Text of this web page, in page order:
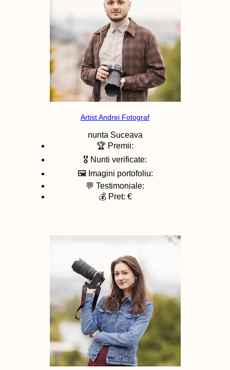
Artist Andrei Fotograf
nunta Suceava
🏆 Premii:
🎖️ Nunti verificate:
🖼️ Imagini portofoliu:
💬 Testimoniale:
💰 Pret: €